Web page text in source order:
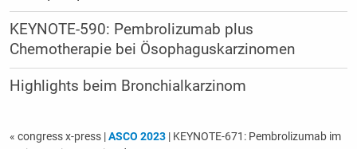
KEYNOTE-590: Pembrolizumab plus
Chemotherapie bei Ösophaguskarzinomen
Highlights beim Bronchialkarzinom
« congress x-press |ASCO 2023| KEYNOTE-671: Pembrolizumab im